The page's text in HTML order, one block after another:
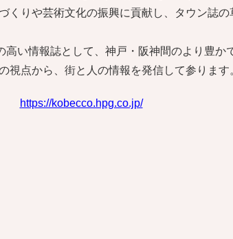
くりや芸術文化の振興に貢献し、タウン誌
い情報誌として、神戸・阪神間のより豊か
点から、街と人の情報を発信して参ります
https://kobecco.hpg.co.jp/